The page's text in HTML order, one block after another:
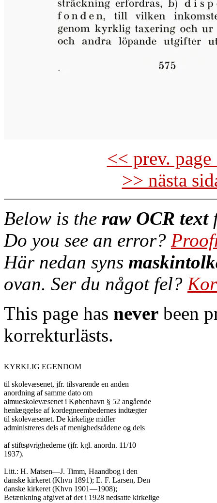
<< prev.
>> nästa
Below is the raw OCR text
Do you see an error?
Här nedan syns
ovan. Ser du något fel?
This page has never been
korrekturlästs.
KYRKLIG EGENDOM
til skolevæsenet, jfr. tilsvarende en anden
anordning af samme dato om
almueskolevæsenet i København § 52 angående
henlæggelse af kordegneembedernes indtægter
til skolevæsenet. De kirkelige midler
administreres dels af menighedsrådene og dels
af stiftsøvrighederne (jfr. kgl. anordn. 11/10
1937).
Litt.: H. Matsen—J. Timm, Haandbog i den
danske kirkeret (Khvn 1891); E. F. Larsen, Den
danske kirkeret (Khvn 1901—1908);
Betænkning afgivet af det i 1928 nedsatte kirkelige